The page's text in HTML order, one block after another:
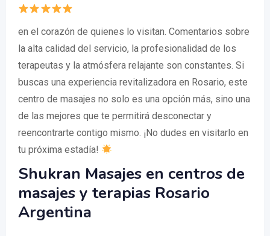
en el corazón de quienes lo visitan. Comentarios sobre
la alta calidad del servicio, la profesionalidad de los
terapeutas y la atmósfera relajante son constantes. Si
buscas una experiencia revitalizadora en Rosario, este
centro de masajes no solo es una opción más, sino una
de las mejores que te permitirá desconectar y
reencontrarte contigo mismo. ¡No dudes en visitarlo en
tu próxima estadía!
Shukran Masajes en centros de
masajes y terapias Rosario
Argentina